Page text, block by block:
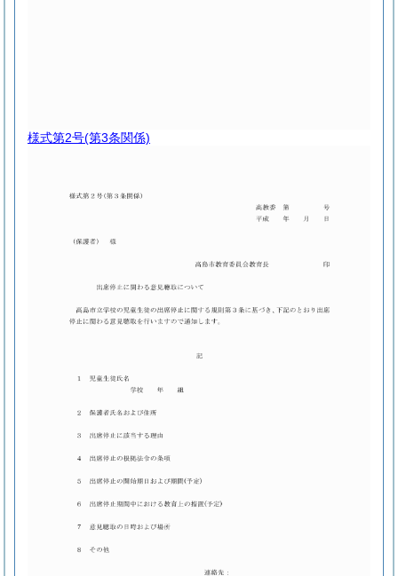
様式第2号(第3条関係)